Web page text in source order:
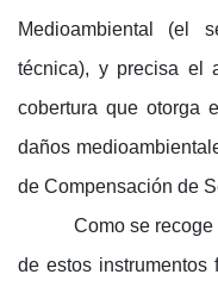
Medioambiental (el
técnica), y precisa el
cobertura que otorga
daños
de Compensación de
Como se
de estos instrumentos